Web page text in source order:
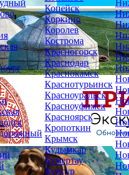
Копейск
Коркино
Королев
Кострома
Красногорск
Краснодар
Краснокамск
Краснотурьинск
Красноуральск
Красноуфимск
Красноярск
Кропоткин
Крымск
Кудымкар
Кумертау
Кунгур